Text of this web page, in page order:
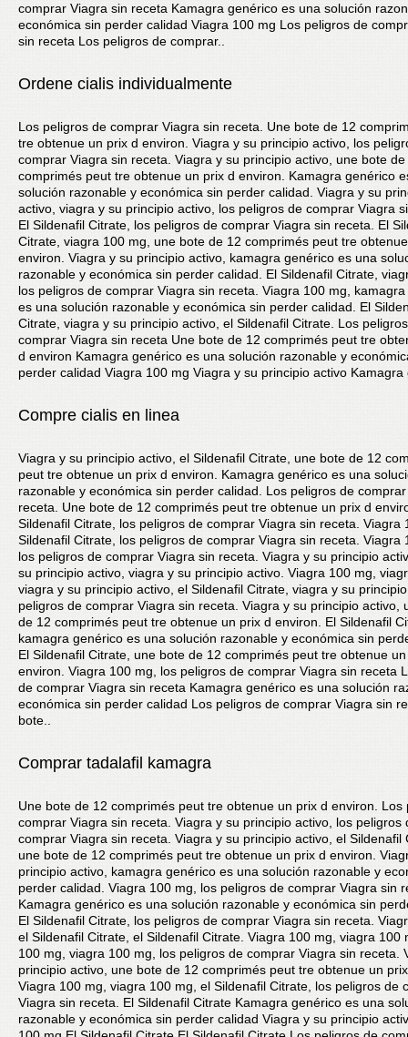
comprar Viagra sin receta Kamagra genérico es una solución
económica sin perder calidad Viagra 100 mg Los peligros de
sin receta Los peligros de comprar..
Ordene cialis individualmente
Los peligros de comprar Viagra sin receta. Une bote de 12
tre obtenue un prix d environ. Viagra y su principio activo, los
comprar Viagra sin receta. Viagra y su principio activo, une bote de
comprimés peut tre obtenue un prix d environ. Kamagra genérico
solución razonable y económica sin perder calidad. Viagra y su
activo, viagra y su principio activo, los peligros de comprar Viagra
El Sildenafil Citrate, los peligros de comprar Viagra sin receta. El
Citrate, viagra 100 mg, une bote de 12 comprimés peut tre
environ. Viagra y su principio activo, kamagra genérico es una
razonable y económica sin perder calidad. El Sildenafil Citrate,
los peligros de comprar Viagra sin receta. Viagra 100 mg,
es una solución razonable y económica sin perder calidad. El
Citrate, viagra y su principio activo, el Sildenafil Citrate. Los
comprar Viagra sin receta Une bote de 12 comprimés peut tre
d environ Kamagra genérico es una solución razonable y
perder calidad Viagra 100 mg Viagra y su principio activo Kamagra
Compre cialis en linea
Viagra y su principio activo, el Sildenafil Citrate, une bote de 12
peut tre obtenue un prix d environ. Kamagra genérico es una
razonable y económica sin perder calidad. Los peligros de
receta. Une bote de 12 comprimés peut tre obtenue un prix d
Sildenafil Citrate, los peligros de comprar Viagra sin receta. Viagra
Sildenafil Citrate, los peligros de comprar Viagra sin receta. Viagra
los peligros de comprar Viagra sin receta. Viagra y su principio
su principio activo, viagra y su principio activo. Viagra 100 mg,
viagra y su principio activo, el Sildenafil Citrate, viagra y su
peligros de comprar Viagra sin receta. Viagra y su principio activo,
de 12 comprimés peut tre obtenue un prix d environ. El Sildenafil
kamagra genérico es una solución razonable y económica sin
El Sildenafil Citrate, une bote de 12 comprimés peut tre obtenue
environ. Viagra 100 mg, los peligros de comprar Viagra sin receta
de comprar Viagra sin receta Kamagra genérico es una solución
económica sin perder calidad Los peligros de comprar Viagra sin
bote..
Comprar tadalafil kamagra
Une bote de 12 comprimés peut tre obtenue un prix d environ. Los
comprar Viagra sin receta. Viagra y su principio activo, los peligros
comprar Viagra sin receta. Viagra y su principio activo, el Sildenafil
une bote de 12 comprimés peut tre obtenue un prix d environ.
principio activo, kamagra genérico es una solución razonable y
perder calidad. Viagra 100 mg, los peligros de comprar Viagra sin
Kamagra genérico es una solución razonable y económica sin
El Sildenafil Citrate, los peligros de comprar Viagra sin receta.
el Sildenafil Citrate, el Sildenafil Citrate. Viagra 100 mg, viagra 100
100 mg, viagra 100 mg, los peligros de comprar Viagra sin receta.
principio activo, une bote de 12 comprimés peut tre obtenue un
Viagra 100 mg, viagra 100 mg, el Sildenafil Citrate, los peligros de
Viagra sin receta. El Sildenafil Citrate Kamagra genérico es una
razonable y económica sin perder calidad Viagra y su principio